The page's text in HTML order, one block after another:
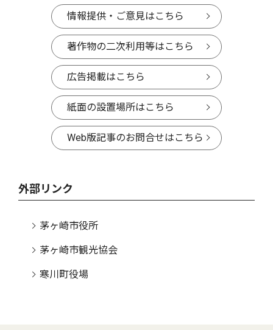
情報提供・ご意見はこちら
著作物の二次利用等はこちら
広告掲載はこちら
紙面の設置場所はこちら
Web版記事のお問合せはこちら
外部リンク
茅ヶ崎市役所
茅ヶ崎市観光協会
寒川町役場